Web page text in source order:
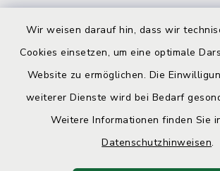
Wir weisen darauf hin, dass wir
Cookies einsetzen, um eine optimale
Website zu ermöglichen. Die
weiterer Dienste wird bei Bedarf
Weitere Informationen finden Sie
Datenschutzhinweisen.
Barrierefreiheit